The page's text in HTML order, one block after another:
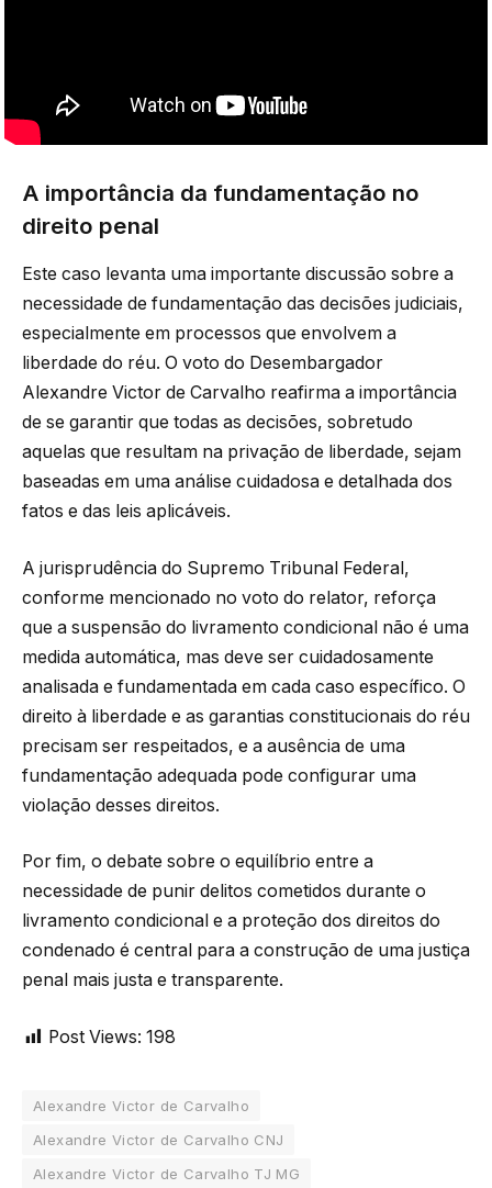
A importância da fundamentação no
direito penal
Este caso levanta uma importante discussão sobre a
necessidade de fundamentação das decisões judiciais,
especialmente em processos que envolvem a
liberdade do réu. O voto do Desembargador
Alexandre Victor de Carvalho reafirma a importância
de se garantir que todas as decisões, sobretudo
aquelas que resultam na privação de liberdade, sejam
baseadas em uma análise cuidadosa e detalhada dos
fatos e das leis aplicáveis.
A jurisprudência do Supremo Tribunal Federal,
conforme mencionado no voto do relator, reforça
que a suspensão do livramento condicional não é uma
medida automática, mas deve ser cuidadosamente
analisada e fundamentada em cada caso específico. O
direito à liberdade e as garantias constitucionais do réu
precisam ser respeitados, e a ausência de uma
fundamentação adequada pode configurar uma
violação desses direitos.
Por fim, o debate sobre o equilíbrio entre a
necessidade de punir delitos cometidos durante o
livramento condicional e a proteção dos direitos do
condenado é central para a construção de uma justiça
penal mais justa e transparente.
Post Views: 198
Alexandre Victor de Carvalho
Alexandre Victor de Carvalho CNJ
Alexandre Victor de Carvalho TJ MG